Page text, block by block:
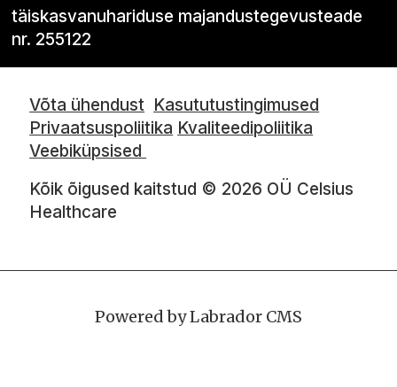
täiskasvanuhariduse majandustegevusteade
nr. 255122
Võta ühendust Kasututustingimused
Privaatsuspoliitika Kvaliteedipoliitika
Veebiküpsised
Kõik õigused kaitstud © 2026 OÜ Celsius
Healthcare
Powered by Labrador CMS